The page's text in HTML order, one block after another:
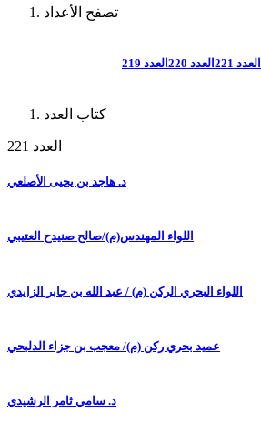
تصفح الأعداد
العدد 221 العدد 220 العدد 219
كتاب العدد
العدد 221
د. هاجد بن يحيى الأصلعي
اللواء المهندس(م)/صالح صنيدح العتيبي
اللواء البحري الركن (م) / عبد الله بن جابر الزايدي
عميد بحري ركن (م)/ معجب بن جزاء الدلبحي
د. سامي ثامر الرشيدي